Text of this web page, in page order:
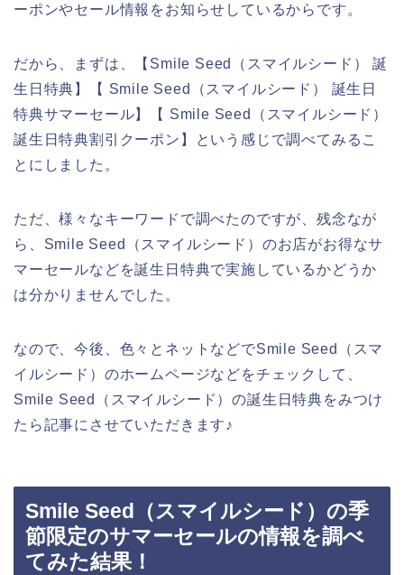
ーポンやセール情報をお知らせしているからです。
だから、まずは、【Smile Seed（スマイルシード） 誕
生日特典】【 Smile Seed（スマイルシード） 誕生日
特典サマーセール】【 Smile Seed（スマイルシード）
誕生日特典割引クーポン】という感じで調べてみるこ
とにしました。
ただ、様々なキーワードで調べたのですが、残念なが
ら、Smile Seed（スマイルシード）のお店がお得なサ
マーセールなどを誕生日特典で実施しているかどうか
は分かりませんでした。
なので、今後、色々とネットなどでSmile Seed（スマ
イルシード）のホームページなどをチェックして、
Smile Seed（スマイルシード）の誕生日特典をみつけ
たら記事にさせていただきます♪
Smile Seed（スマイルシード）の季
節限定のサマーセールの情報を調べ
てみた結果！